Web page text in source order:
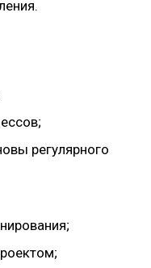
регулярного